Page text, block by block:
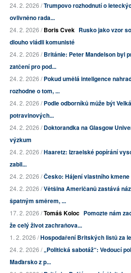
24. 2. 2026 /Trumpovo rozhodnutí o
ovlivněno rada...
24. 2. 2026 /Boris Cvek Rusko jako vzor
dlouho vládli komunisté
24. 2. 2026 /Británie: Peter Mandelson byl
zatčení pro pod...
24. 2. 2026 /Pokud umělá inteligence
rozhodne o tom, ...
24. 2. 2026 /Podle odborníků může být
potravinových...
24. 2. 2026 /Doktorandka na Glasgow
výzkum
24. 2. 2026 /Haaretz: Izraelské popírání
zabil...
24. 2. 2026 /Česko: Hájení vlastního kmene
24. 2. 2026 /Většina Američanů zastává
špatným směrem, ...
17. 2. 2026 /Tomáš Koloc Pomozte nám
že celý život zachraňova...
1. 2. 2026 /Hospodaření Britských listů za
24. 2. 2026 /„Politická sabotáž“: Vedoucí
Maďarsko z p...